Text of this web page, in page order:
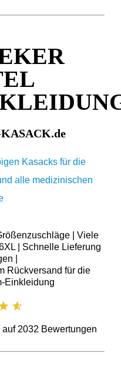
Kasacks für die
alle medizinischen
| Viele
| Schnelle Lieferung
|
Rückversand für die
Einkleidung
auf 2032 Bewertungen